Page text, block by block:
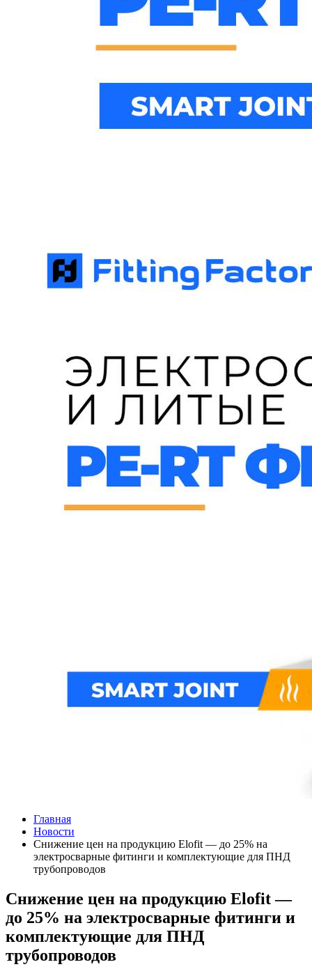
Главная
Новости
Снижение цен на продукцию Elofit — до 25% на
электросварные фитинги и комплектующие для ПНД
трубопроводов
Снижение цен на продукцию Elofit —
до 25% на электросварные фитинги и
комплектующие для ПНД
трубопроводов